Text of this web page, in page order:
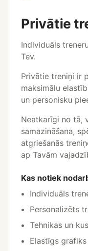
Privātie
Individuāls
Tev.
Privātie treniņi ir
maksimālu
un personisku
Neatkarīgi no tā,
samazināšana,
atgriešanās
ap Tavām
Kas notiek
Individuāls
Personalizēts
Tehnikas un
Elastīgs grafiks